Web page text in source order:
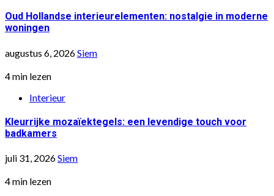
Oud Hollandse interieurelementen: nostalgie in moderne
woningen
augustus 6, 2026Siem
4 min lezen
Interieur
Kleurrijke mozaïektegels: een levendige touch voor
badkamers
juli 31, 2026Siem
4 min lezen